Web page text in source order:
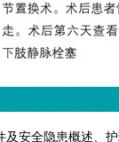
安全隐患概述、